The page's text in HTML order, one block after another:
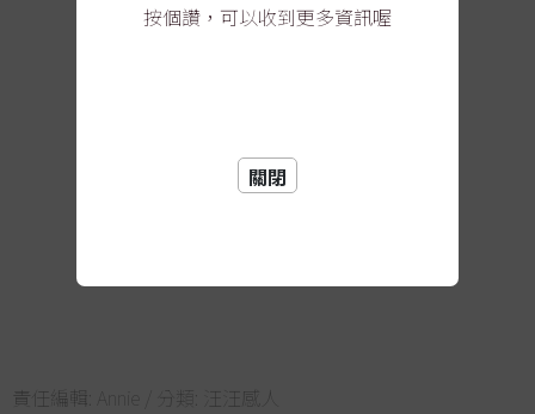
責任編輯: / 分類: 汪汪感人
按個讚，可以收到更多資訊喔
關閉